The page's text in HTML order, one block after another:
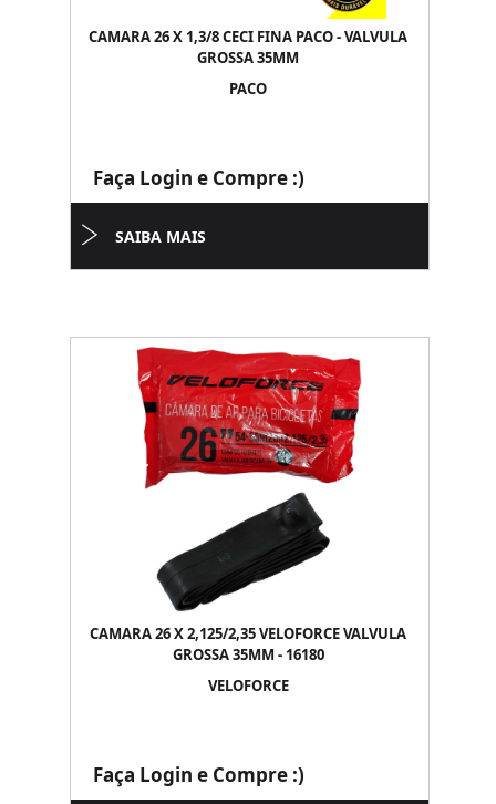
CAMARA 26 X 1,3/8 CECI FINA PACO - VALVULA
GROSSA 35MM
PACO
Faça Login e Compre :)
SAIBA MAIS
CAMARA 26 X 2,125/2,35 VELOFORCE VALVULA
GROSSA 35MM - 16180
VELOFORCE
Faça Login e Compre :)